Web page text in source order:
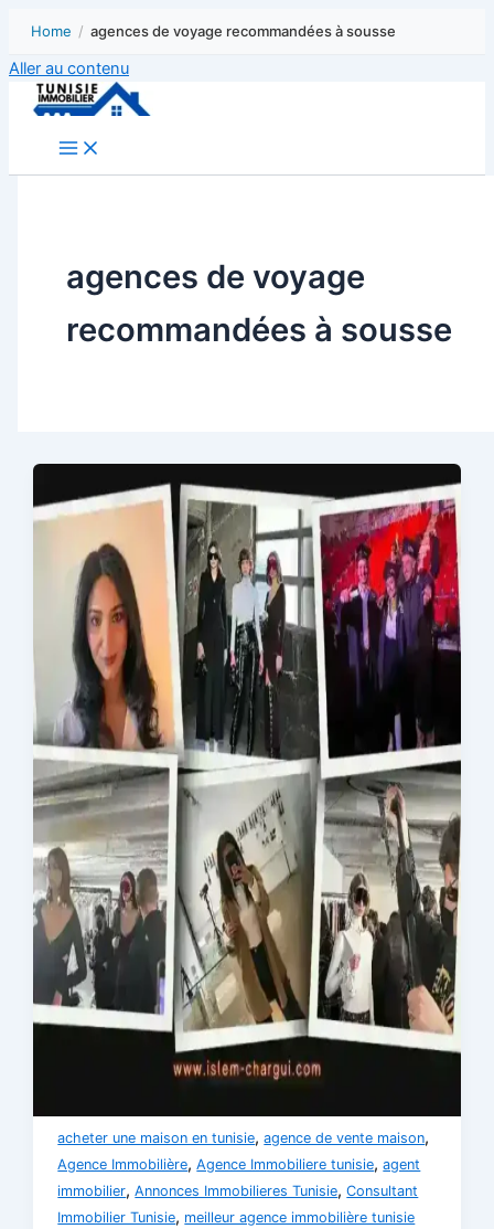
Home / agences de voyage recommandées à sousse
Aller au contenu
agences de voyage
recommandées à sousse
acheter une maison en tunisie,agence de vente maison,
Agence Immobilière,Agence Immobiliere tunisie,agent
immobilier,Annonces Immobilieres Tunisie,Consultant
Immobilier Tunisie, meilleur agence immobilière tunisie